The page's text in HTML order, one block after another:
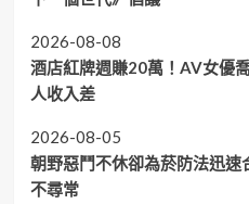
2026-08-08
酒店紅牌週賺20萬！AV女優
人收入差
2026-08-05
朝野惡鬥不休卻為菸防法迅
不尋常